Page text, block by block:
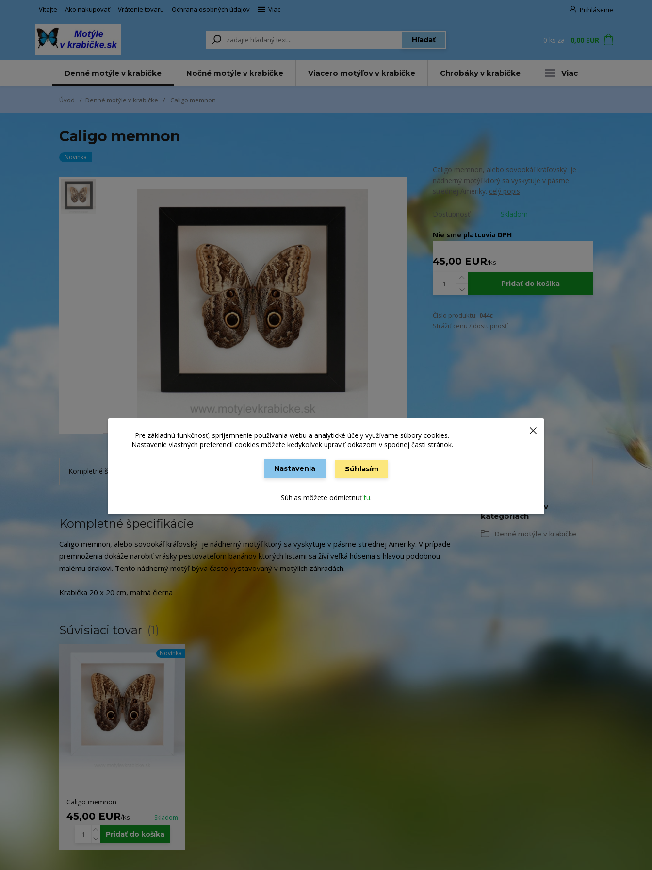
Vitajte Ako nakupovať Vrátenie tovaru Ochrana osobných údajov Viac Prihlásenie
Hľadať 0 ks za 0,00 EUR
Denné motýle v krabičke Nočné motýle v krabičke Viacero motýľov v krabičke Chrobáky v krabičke Viac
Úvod Denné motýle v krabičke Caligo memnon
Caligo memnon
Novinka
Caligo memnon, alebo sovookáľ kráľovský je
nádherný motýľ ktorý sa vyskytuje v pásme
strednej Ameriky. celý popis
Dostupnosť Skladom
Nie sme platcovia DPH
45,00 EUR/ks
Pridať do košíka
Číslo produktu: 044c
Strážiť cenu / dostupnosť
Kompletné špecifikácie
Kompletné špecifikácie
Caligo memnon, alebo sovookáľ kráľovský je nádherný motýľ ktorý sa vyskytuje v pásme strednej Ameriky. V prípade
premnoženia dokáže narobiť vrásky pestovateľom banánov ktorých listami sa žíví veľká húsenia s hlavou podobnou
malému drakovi. Tento nádherný motýľ býva často vystavovaný v motýlích záhradách.
Krabička 20 x 20 cm, matná čierna
Tovar zaradený v
kategóriách
Denné motýle v krabičke
Súvisiaci tovar 1
Novinka
Caligo memnon
45,00 EUR/ks Skladom
Pridať do košíka
Pre základnú funkčnosť, spríjemnenie používania webu a analytické účely využívame súbory cookies.
Nastavenie vlastných preferencií cookies môžete kedykoľvek upraviť odkazom v spodnej časti stránok.
Nastavenia Súhlasím
Súhlas môžete odmietnuťtu.